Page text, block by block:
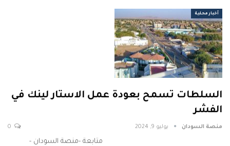
أخبار محلية
السلطات تسمح بعودة عمل الاستار لينك في
الفشر
منصة السودان يوليو 9, 2024
متابعة -منصة السودان -